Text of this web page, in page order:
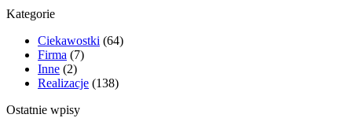
Kategorie
Ciekawostki (64)
Firma (7)
Inne (2)
Realizacje (138)
Ostatnie wpisy